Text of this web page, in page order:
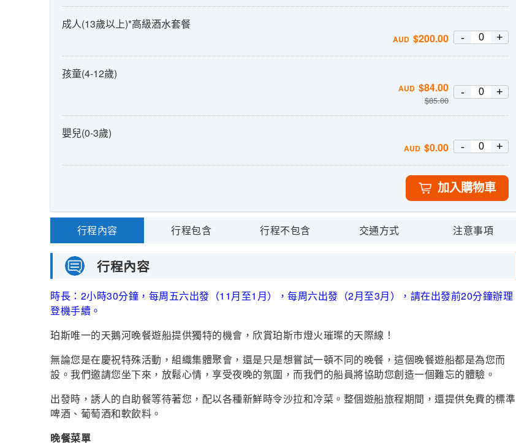
成人(13歲以上)*高級酒水套餐
AUD $200.00 - +
孩童(4-12歲)
AUD $84.00
$85.00
- +
嬰兒(0-3歲)
AUD $0.00 - +
加入購物車
行程內容 行程包含 行程不包含 交通方式 注意事項
行程內容
時長：2小時30分鐘，每周五六出發（11月至1月），每周六出發（2月至3月），請在出發前20分鐘辦理
登機手續。
珀斯唯一的天鵝河晚餐遊船提供獨特的機會，欣賞珀斯市燈火璀璨的天際線！
無論您是在慶祝特殊活動，組織集體聚會，還是只是想嘗試一頓不同的晚餐，這個晚餐遊船都是為您而
設。我們邀請您坐下來，放鬆心情，享受夜晚的氛圍，而我們的船員將協助您創造一個難忘的體驗。
出發時，誘人的自助餐等待著您，配以各種新鮮時令沙拉和冷菜。整個遊船旅程期間，還提供免費的標準
啤酒、葡萄酒和軟飲料。
晚餐菜單